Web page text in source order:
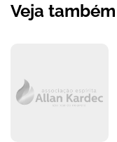
Veja também